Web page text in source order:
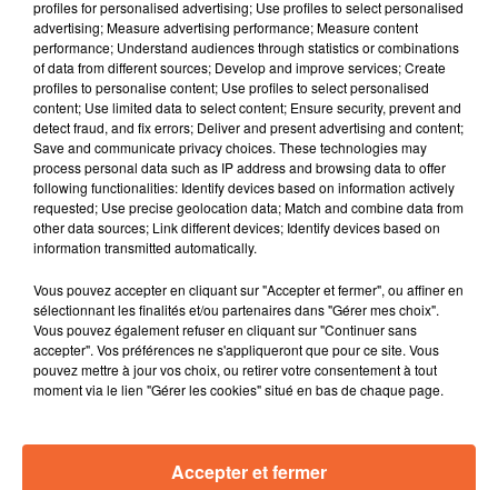
Patrice Bémanangy
L'info près de chez vous.
Le partage de l'eau, les bassines et de leur financement
au centre d'un rassemblement de militants hier en fin
de matinée devant le siège du SVL à Bressuire.
+ 9% c'est l'augmentation des tarifs de
l'assainissement sur le territoire de l'Agglo2B l'année
prochain, mais cela ne suffira pas à compenser la
hausse des charges de la collectivité.
Une convention a été établie entre la Ville de Bressuire
et l'association Dé en Bulles dans le cadre de la
gestion et de l'animation de la future ludothèque.
Les squares et jardins du Département au coeur d'une
conférence animée par un historien thouarsais lundi
profiles for personalised advertising; Use profiles to select personalised
advertising; Measure advertising performance; Measure content
performance; Understand audiences through statistics or combinations
of data from different sources; Develop and improve services; Create
profiles to personalise content; Use profiles to select personalised
content; Use limited data to select content; Ensure security, prevent and
detect fraud, and fix errors; Deliver and present advertising and content;
Save and communicate privacy choices. These technologies may
process personal data such as IP address and browsing data to offer
following functionalities: Identify devices based on information actively
requested; Use precise geolocation data; Match and combine data from
other data sources; Link different devices; Identify devices based on
information transmitted automatically.
Vous pouvez accepter en cliquant sur "Accepter et fermer", ou affiner en
sélectionnant les finalités et/ou partenaires dans "Gérer mes choix".
Vous pouvez également refuser en cliquant sur "Continuer sans
accepter". Vos préférences ne s'appliqueront que pour ce site. Vous
pouvez mettre à jour vos choix, ou retirer votre consentement à tout
moment via le lien "Gérer les cookies" situé en bas de chaque page.
Accepter et fermer